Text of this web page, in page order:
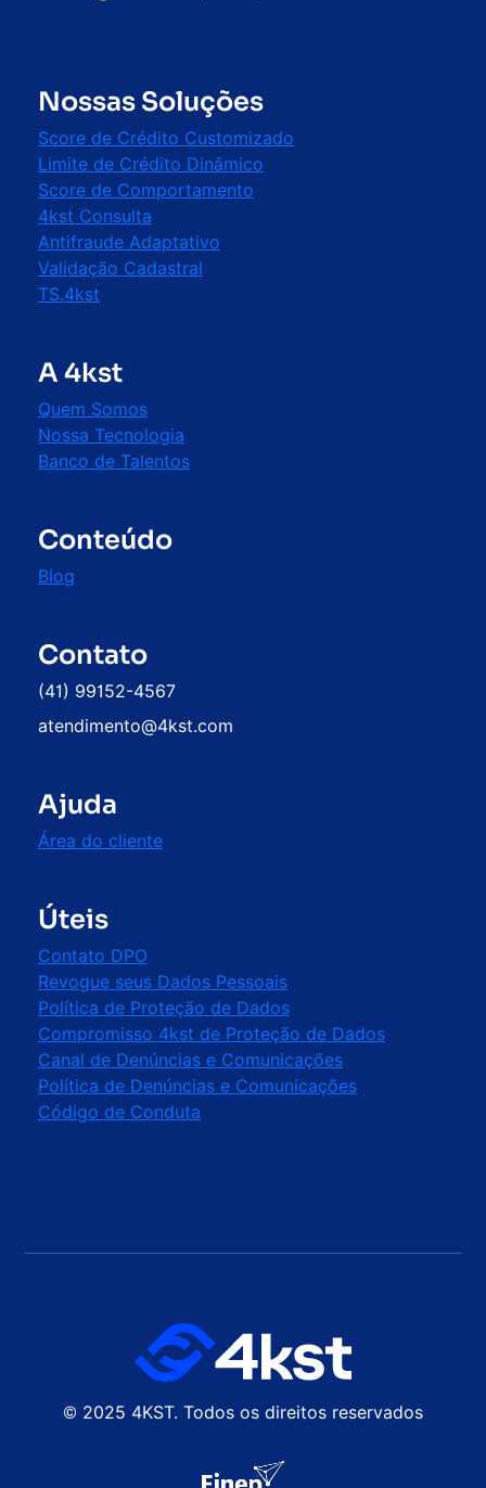
A 4kst
Quem Somos
Nossa Tecnologia
Banco de Talentos
Nossas Soluções
Score de Crédito Customizado
Limite de Crédito Dinâmico
Score de Comportamento
4kst Consulta
Antifraude Adaptativo
Validação Cadastral
TS.4kst
Conteúdo
Blog
Contato
(41) 99152-4567
atendimento@4kst.com
Ajuda
Área do cliente
Úteis
Contato DPO
Revogue seus Dados Pessoais
⁠Política de Proteção de Dados
Compromisso 4kst de Proteção de Dados
Canal de Denúncias e Comunicações
Política de Denúncias e Comunicações
Código de Conduta
© 2025 4KST. Todos os direitos reservados